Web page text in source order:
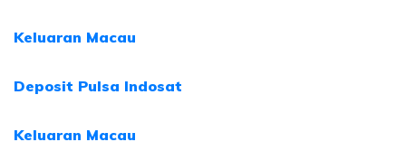
Keluaran Macau
Deposit Pulsa Indosat
Keluaran Macau